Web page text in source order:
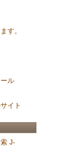
す。
ル
イト
J-